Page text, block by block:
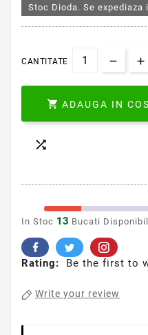
Stoc Dioda. Se expediaza
CANTITATE
 ADAUGA IN COS

In Stoc 13 Bucati
Rating: Be the first to
Write your review